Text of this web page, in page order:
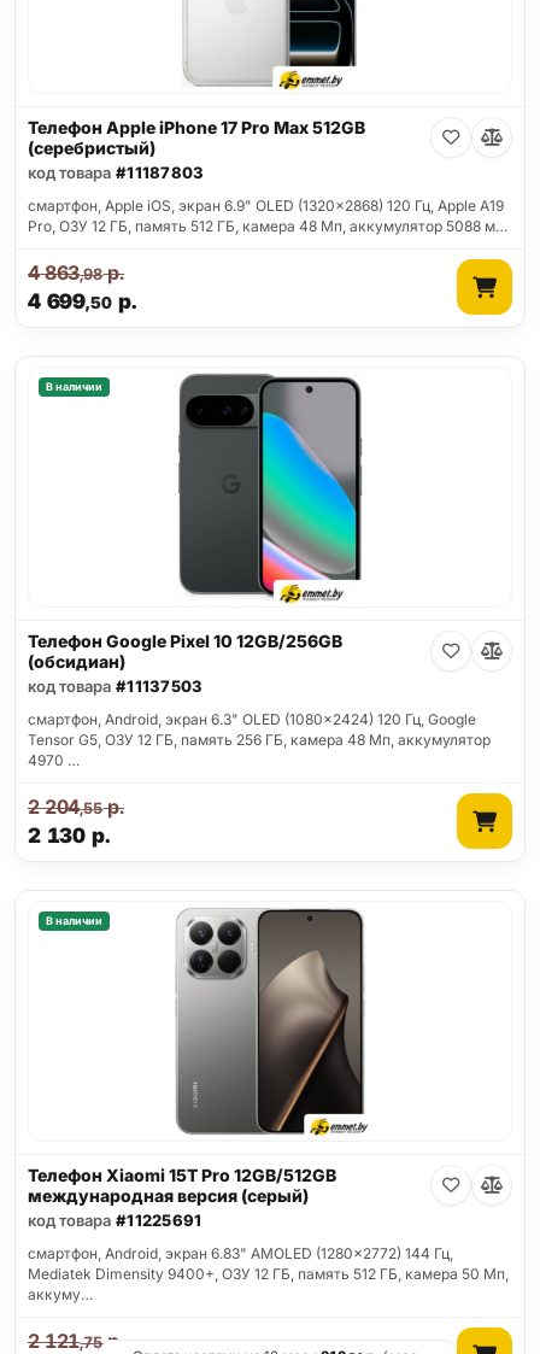
Телефон Apple iPhone 17 Pro Max 512GB
(серебристый)
код товара #11187803
смартфон, Apple iOS, экран 6.9" OLED (1320x2868) 120 Гц, Apple A19
Pro, ОЗУ 12 ГБ, память 512 ГБ, камера 48 Мп, аккумулятор 5088 м…
4 699,50 р.
4 863,98р.
В наличии
Телефон Google Pixel 10 12GB/256GB
(обсидиан)
код товара #11137503
смартфон, Android, экран 6.3" OLED (1080x2424) 120 Гц, Google
Tensor G5, ОЗУ 12 ГБ, память 256 ГБ, камера 48 Мп, аккумулятор
4970 …
2 130 р.
2 204,55р.
В наличии
Телефон Xiaomi 15T Pro 12GB/512GB
международная версия (серый)
код товара #11225691
смартфон, Android, экран 6.83" AMOLED (1280x2772) 144 Гц,
Mediatek Dimensity 9400+, ОЗУ 12 ГБ, память 512 ГБ, камера 50 Мп,
аккуму…
2 121,75р.